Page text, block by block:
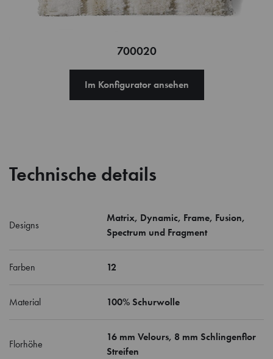
700020
Im Konfigurator ansehen
Technische details
Designs
Matrix, Dynamic, Frame, Fusion,
Spectrum und Fragment
Farben 12
Material 100% Schurwolle
Florhöhe
16 mm Velours, 8 mm Schlingenflor
Streifen